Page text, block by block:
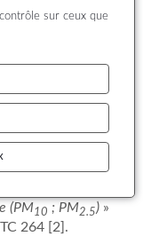
analyseurs
ambiant, ce
de contrôle et
pour garantir une
l’air ambiant
critères
sur la norme NF
(PM10 ; PM2.5) »
264 [2].
sur ceux que